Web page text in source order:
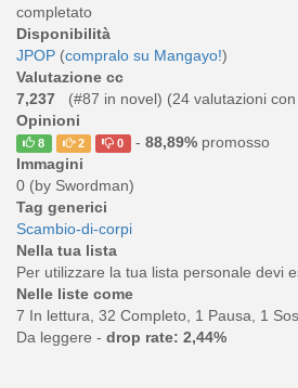
completato
Disponibilità
JPOP (compralo su Mangayo!)
Valutazione cc
7,237
(#87 in novel) (24 valutazioni
Opinioni
8 2 0 - 88,89%promosso
Immagini
0 (by Swordman)
Tag generici
Scambio-di-corpi
Nella tua lista
Per utilizzare la tua lista personale devi
Nelle liste come
7 In lettura, 32 Completo, 1 Pausa, 1
Da leggere - drop rate: 2,44%